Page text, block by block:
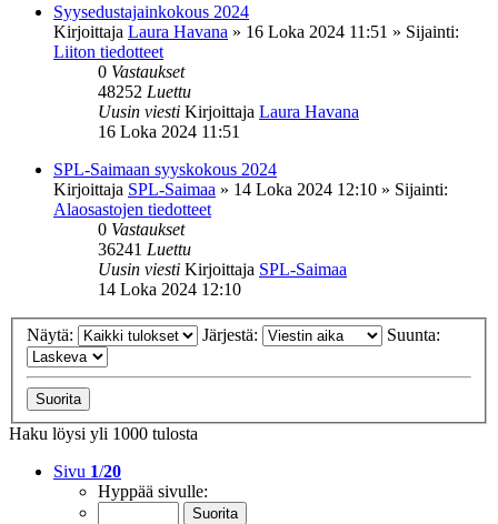
Syysedustajainkokous 2024
Kirjoittaja Laura Havana » 16 Loka 2024 11:51 » Sijainti:
Liiton tiedotteet
0 Vastaukset
48252 Luettu
Uusin viesti Kirjoittaja Laura Havana
16 Loka 2024 11:51
SPL-Saimaan syyskokous 2024
Kirjoittaja SPL-Saimaa » 14 Loka 2024 12:10 » Sijainti:
Alaosastojen tiedotteet
0 Vastaukset
36241 Luettu
Uusin viesti Kirjoittaja SPL-Saimaa
14 Loka 2024 12:10
Näytä: Järjestä: Suunta:
Haku löysi yli 1000 tulosta
Sivu 1/20
Hyppää sivulle: